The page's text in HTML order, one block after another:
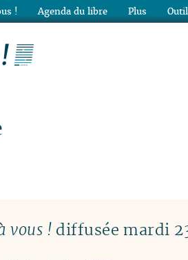
vous !diffusée mardi
! Agenda du libre Plus